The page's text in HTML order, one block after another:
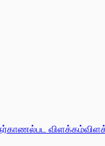
பட விளக்கம்